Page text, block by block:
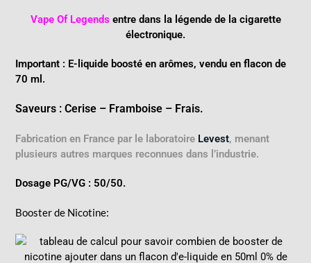
Vape Of Legends entre dans la légende de la cigarette
électronique.
Important : E-liquide boosté en arômes, vendu en flacon de
70 ml.
Saveurs : Cerise – Framboise – Frais.
Fabrication en France par le laboratoire Levest, menant
plusieurs autres marques reconnues dans l’industrie.
Dosage PG/VG : 50/50.
Boosterde Nicotine: